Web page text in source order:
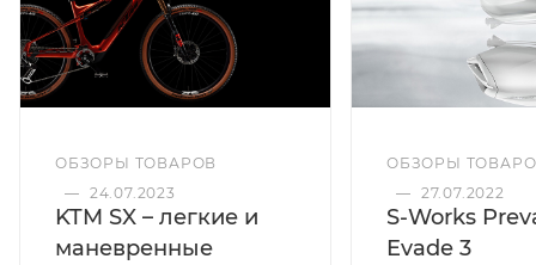
ОБЗОРЫ ТОВАРОВ
— 24.07.2023
KTM SX – легкие и
маневренные
ОБЗОРЫ
— 27.07.2022
S-Works
Evade 3